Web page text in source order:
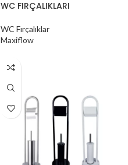
WC FIRÇALIKLARI
WC Fırçalıklar
Maxiflow